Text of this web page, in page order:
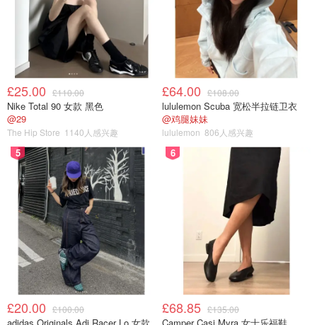
图片来自于@ 网络，版权属于原作者
总之呢，简单一句就是，不管你对护肤保养上不上心，都一
定要涂防晒！每天涂就对了！
叠涂防晒效果会更好？
还有另一好友和我说过：你看我现在涂这个面霜是带有防晒
的、这个隔离也有防晒系数的、连这个粉底都是自带防晒
的，我都已经涂了这么多层防晒了，应该不需要另外再专门
涂防晒霜了吧。
我又一次的无语。
£25.00 £110.00
Nike Total 90 女款 黑色
@29
The Hip Store 1140人感兴趣
£64.00 £108.00
lululemon Scuba 宽松半拉链卫衣
@鸡腿妹妹
lululemon 806人感兴趣
5
£20.00 £100.00
6
£68.85 £135.00